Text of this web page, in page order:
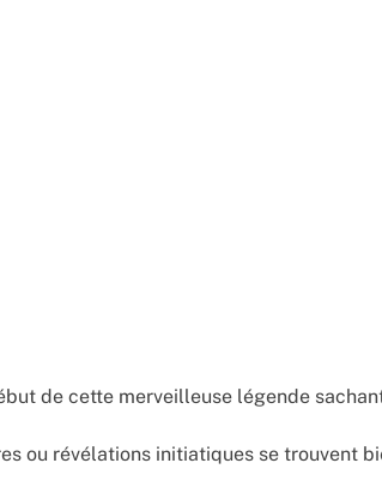
de cette merveilleuse légende
ou révélations initiatiques se trouvent